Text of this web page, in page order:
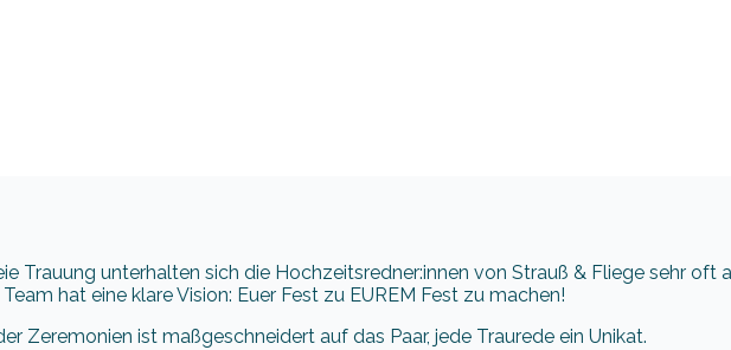
Trauung unterhalten sich die Hochzeitsredner:innen von Strauß & Fliege sehr oft
hat eine klare Vision: Euer Fest zu EUREM Fest zu machen!
Zeremonien ist maßgeschneidert auf das Paar, jede Traurede ein Unikat.